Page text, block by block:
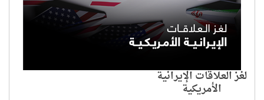
لغز العلاقات الإيرانية
الأمريكية